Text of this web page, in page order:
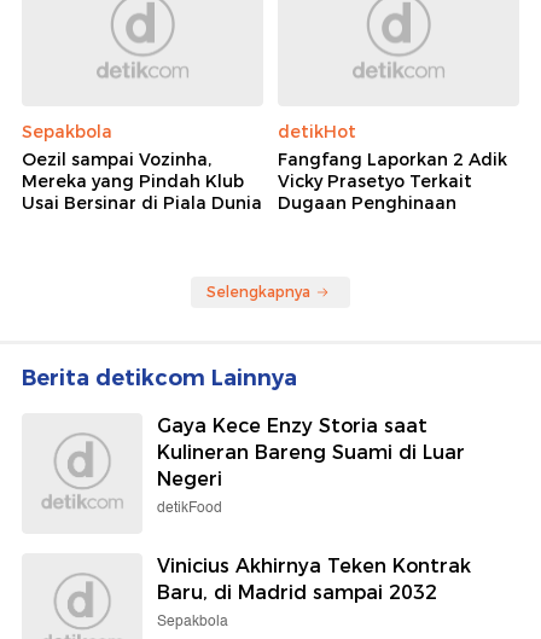
Sepakbola
Oezil sampai Vozinha,
Mereka yang Pindah Klub
Usai Bersinar di Piala Dunia
detikHot
Fangfang Laporkan 2 Adik
Vicky Prasetyo Terkait
Dugaan Penghinaan
Selengkapnya
Berita detikcom Lainnya
Gaya Kece Enzy Storia saat
Kulineran Bareng Suami di Luar
Negeri
detikFood
Vinicius Akhirnya Teken Kontrak
Baru, di Madrid sampai 2032
Sepakbola